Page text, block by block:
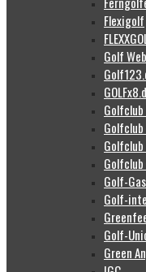
Flexigolf
Golf
Golfclub
Golf-
Golf-
Golf-
Green